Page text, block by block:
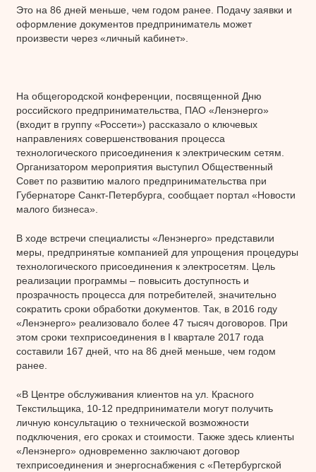
Это на 86 дней меньше, чем годом ранее. Подачу заявки и
оформление документов предприниматель может
произвести через «личный кабинет».
На общегородской конференции, посвященной Дню
российского предпринимательства, ПАО «Ленэнерго»
(входит в группу «Россети») рассказало о ключевых
направлениях совершенствования процесса
технологического присоединения к электрическим сетям.
Организатором мероприятия выступил Общественный
Совет по развитию малого предпринимательства при
Губернаторе Санкт-Петербурга, сообщает портал «Новости
малого бизнеса».
В ходе встречи специалисты «Ленэнерго» представили
меры, предпринятые компанией для упрощения процедуры
технологического присоединения к электросетям. Цель
реализации программы – повысить доступность и
прозрачность процесса для потребителей, значительно
сократить сроки обработки документов. Так, в 2016 году
«Ленэнерго» реализовало более 47 тысяч договоров. При
этом сроки техприсоединения в I квартале 2017 года
составили 167 дней, что на 86 дней меньше, чем годом
ранее.
«В Центре обслуживания клиентов на ул. Красного
Текстильщика, 10-12 предприниматели могут получить
личную консультацию о технической возможности
подключения, его сроках и стоимости. Также здесь клиенты
«Ленэнерго» одновременно заключают договор
техприсоединения и энергоснабжения с «Петербургской